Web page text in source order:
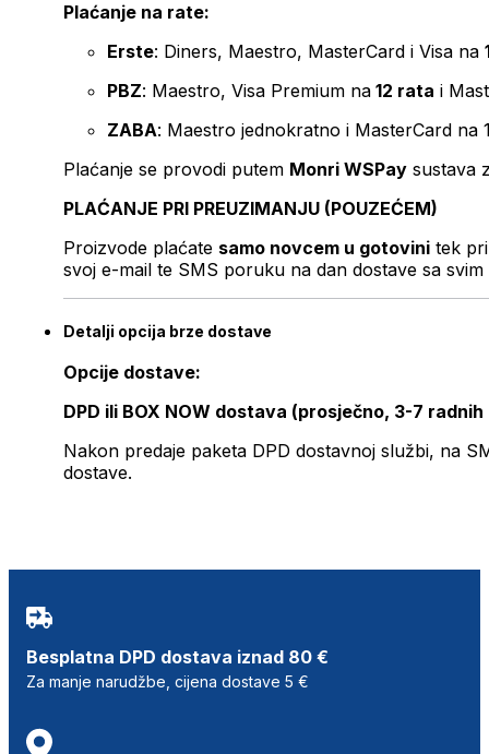
Plaćanje na rate:
Erste: Diners, Maestro, MasterCard i Visa na
PBZ: Maestro, Visa Premium na 12 rata i
ZABA: Maestro jednokratno i MasterCard na
Plaćanje se provodi putem Monri WSPay sustava
PLAĆANJE PRI PREUZIMANJU (POUZEĆEM)
Proizvode plaćate samo novcem u gotovini tek
svoj e-mail te SMS poruku na dan dostave sa svim
Detalji opcija brze dostave
Opcije dostave:
DPD ili BOX NOW dostava (prosječno, 3-7 radnih
Nakon predaje paketa DPD dostavnoj službi, na
dostave.
Besplatna DPD dostava iznad 80 €
Za manje narudžbe, cijena dostave 5 €